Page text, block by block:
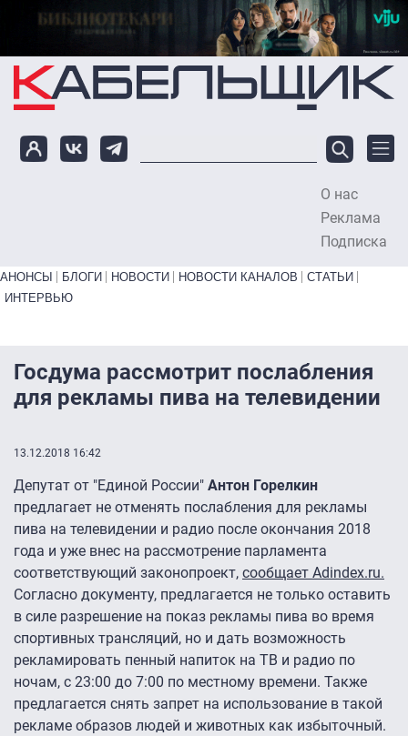
Перейти к основному содержанию
О нас
Реклама
Подписка
Primary links bottom
АНОНСЫ БЛОГИ НОВОСТИ НОВОСТИ КАНАЛОВ
СТАТЬИ
ИНТЕРВЬЮ
Госдума рассмотрит послабления
для рекламы пива на телевидении
13.12.2018 16:42
Депутат от "Единой России" Антон Горелкин
предлагает не отменять послабления для рекламы
пива на телевидении и радио после окончания 2018
года и уже внес на рассмотрение парламента
соответствующий законопроект, сообщает Adindex.ru.
Согласно документу, предлагается не только оставить
в силе разрешение на показ рекламы пива во время
спортивных трансляций, но и дать возможность
рекламировать пенный напиток на ТВ и радио по
ночам, с 23:00 до 7:00 по местному времени. Также
предлагается снять запрет на использование в такой
рекламе образов людей и животных как избыточный.